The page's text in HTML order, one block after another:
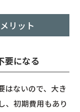
リット
要になる
はないので、大き
、初期費用もあり